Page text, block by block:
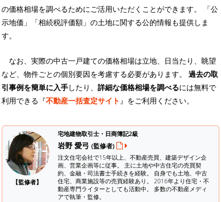
の価格相場を調べるためにご活用いただくことができます。
「公
示地価」「相続税評価額」の土地に関する公的情報も提供しま
す。
なお、実際の中古一戸建ての価格相場は立地、日当たり、眺望
など、物件ごとの個別要因を考慮する必要があります。 過去の取
引事例を簡単に入手したり、 詳細な価格相場を調べるには無料で
利用できる『不動産一括査定サイト 』をご利用ください。
【監修者】
宅地建物取引士・日商簿記2級
岩野 愛弓 (監修者)
注文住宅会社で15年以上、不動産売買、建築デザイン企
画、営業企画等に従事。 主に土地や中古住宅の売買契
約、金融・司法書士手続きを経験。 自身でも土地、中古
住宅、商業施設等の売買経験あり。 2016年より住宅・不
動産専門ライターとしても活動中。 多数の不動産メディ
アで執筆・監修。